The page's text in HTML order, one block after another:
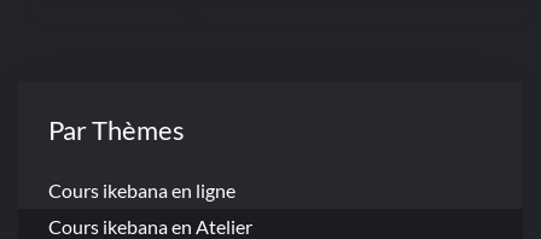
Par Thèmes
Cours ikebana en ligne
Cours ikebana en Atelier